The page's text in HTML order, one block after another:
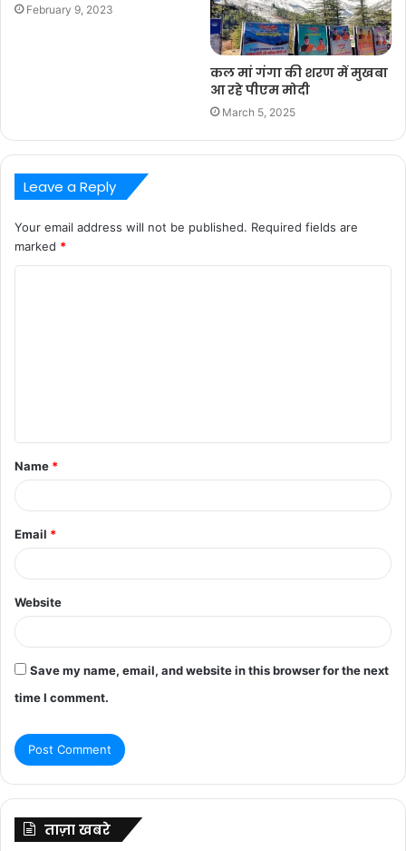
February 9, 2023
कल मां गंगा की शरण में मुखबा
आ रहे पीएम मोदी
March 5, 2025
Leave a Reply
Your email address will not be published. Required fields are
marked *
t
*
Name *
Email *
Website
Save my name, email, and website in this browser for the next
time I comment.
ताज़ा खबरे